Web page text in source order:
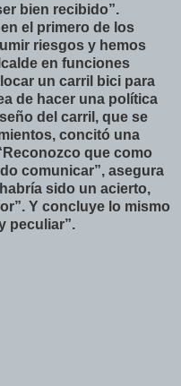
bien recibido”.
el primero de los
riesgos y hemos
en funciones
un carril bici para
de hacer una política
del carril, que se
concitó una
que como
comunicar”, asegura
sido un acierto,
Y concluye lo mismo
peculiar”.